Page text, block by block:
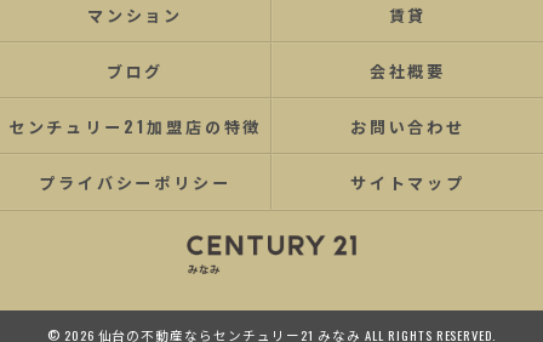
マンション 賃貸
ブログ 会社概要
センチュリー21加盟店の特徴 お問い合わせ
プライバシーポリシー サイトマップ
© 2026 仙台の不動産ならセンチュリー21 みなみ ALL RIGHTS RESERVED.